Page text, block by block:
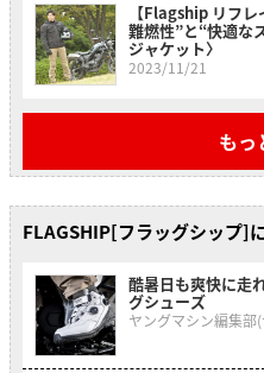
【Flagship リフ
難燃性”と“快適な
ジャケット〉
2023/11/21
もっ
FLAGSHIP[フラッグシップ]
酷暑日も爽快に走
グシューズ
ヤングマシン編集部